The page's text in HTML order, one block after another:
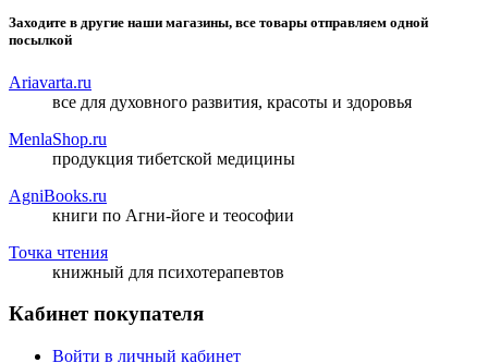
Заходите в другие наши магазины, все товары отправляем одной
посылкой
Ariavarta.ru
все для духовного развития, красоты и здоровья
MenlaShop.ru
продукция тибетской медицины
AgniBooks.ru
книги по Агни-йоге и теософии
Точка чтения
книжный для психотерапевтов
Кабинет покупателя
Войти в личный кабинет